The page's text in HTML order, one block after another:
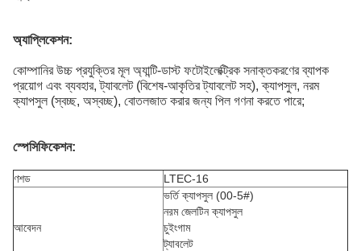
অ্যাপ্লিকেশন:
কোম্পানির উচ্চ প্রযুক্তির মূল অ্যান্টি-ডাস্ট ফটোইলেক্ট্রিক সনাক্তকরণের ব্যাপক
প্রয়োগ এবং ব্যবহার, ট্যাবলেট (বিশেষ-আকৃতির ট্যাবলেট সহ), ক্যাপসুল, নরম
ক্যাপসুল (স্বচ্ছ, অস্বচ্ছ), বোতলজাত করার জন্য পিল গণনা করতে পারে;
স্পেসিফিকেশন:
ণশড LTEC-16
আবেদন
ভর্তি ক্যাপসুল (00-5#)
নরম জেলটিন ক্যাপসুল
চুইংগাম
ট্যাবলেট